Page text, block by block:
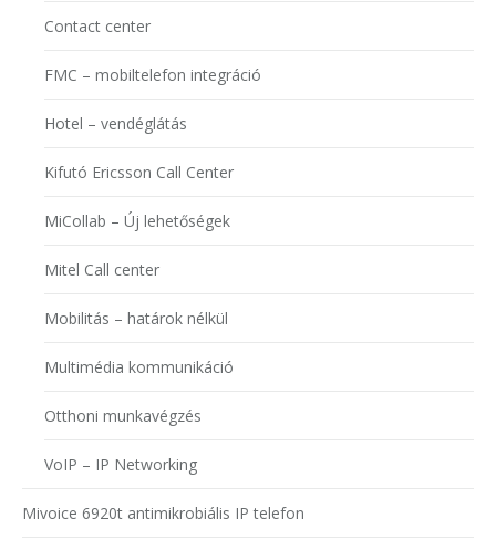
Contact center
FMC – mobiltelefon integráció
Hotel – vendéglátás
Kifutó Ericsson Call Center
MiCollab – Új lehetőségek
Mitel Call center
Mobilitás – határok nélkül
Multimédia kommunikáció
Otthoni munkavégzés
VoIP – IP Networking
Mivoice 6920t antimikrobiális IP telefon